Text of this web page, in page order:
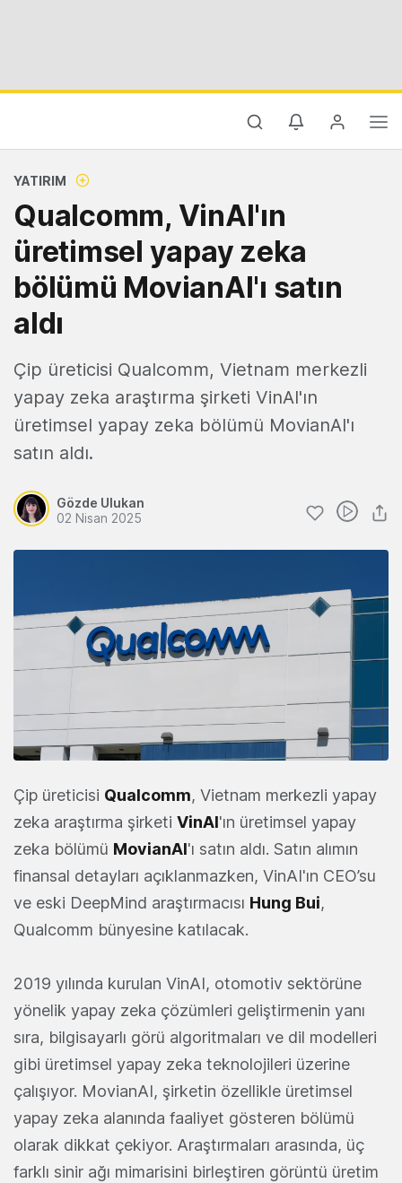
YATIRIM
Qualcomm, VinAI'ın
üretimsel yapay zeka
bölümü MovianAI'ı satın
aldı
Çip üreticisi Qualcomm, Vietnam merkezli
yapay zeka araştırma şirketi VinAI'ın
üretimsel yapay zeka bölümü MovianAI'ı
satın aldı.
Gözde Ulukan
02 Nisan 2025
Çip üreticisi Qualcomm, Vietnam merkezli yapay
zeka araştırma şirketi VinAI'ın üretimsel yapay
zeka bölümü MovianAI'ı satın aldı. Satın alımın
finansal detayları açıklanmazken, VinAI'ın CEO’su
ve eski DeepMind araştırmacısı Hung Bui,
Qualcomm bünyesine katılacak.
2019 yılında kurulan VinAI, otomotiv sektörüne
yönelik yapay zeka çözümleri geliştirmenin yanı
sıra, bilgisayarlı görü algoritmaları ve dil modelleri
gibi üretimsel yapay zeka teknolojileri üzerine
çalışıyor. MovianAI, şirketin özellikle üretimsel
yapay zeka alanında faaliyet gösteren bölümü
olarak dikkat çekiyor. Araştırmaları arasında, üç
farklı sinir ağı mimarisini birleştiren görüntü üretim